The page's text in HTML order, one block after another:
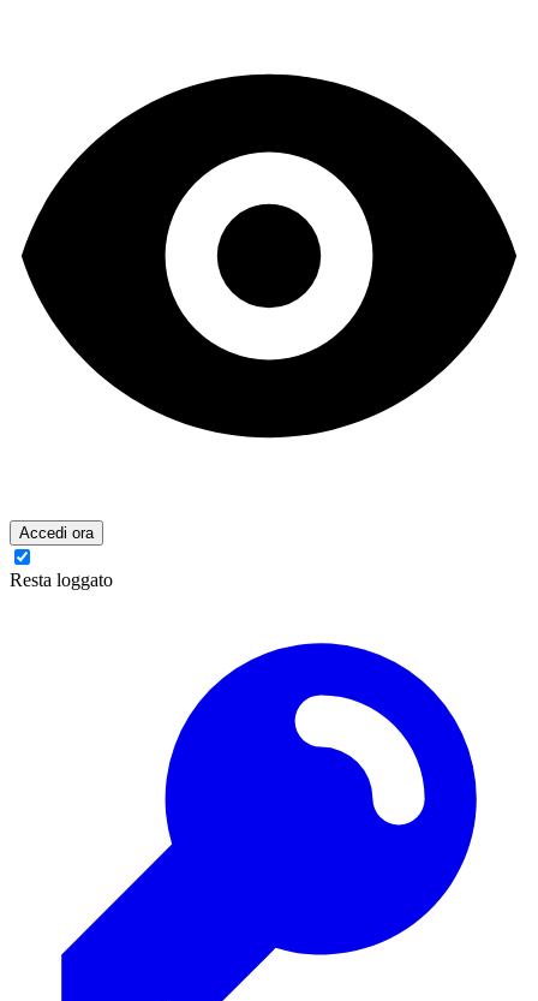
Accedi ora
Resta loggato